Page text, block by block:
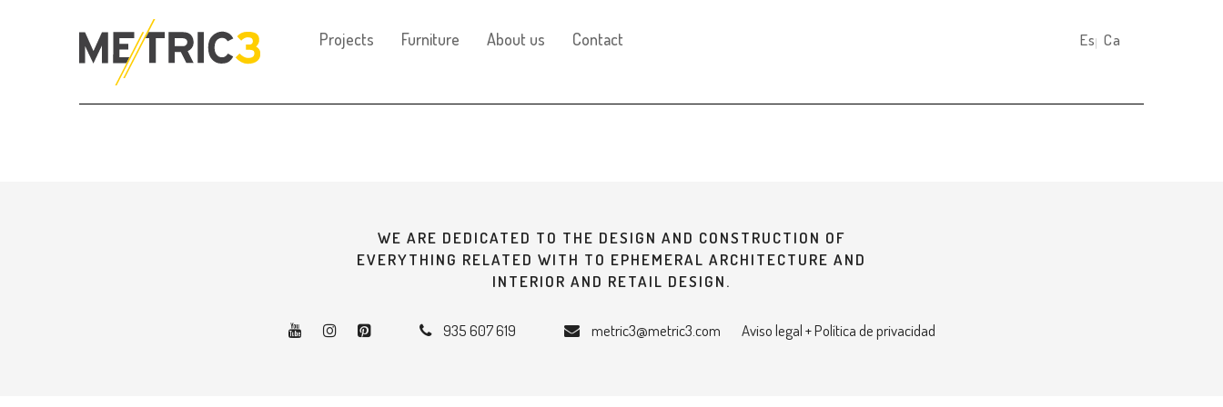
Projects Furniture About us Contact Español
Català
WE ARE DEDICATED TO THE DESIGN AND CONSTRUCTION OF
EVERYTHING RELATED WITH TO EPHEMERAL ARCHITECTURE AND
INTERIOR AND RETAIL DESIGN.
935 607 619 metric3@metric3.com Aviso legal + Política de privacidad